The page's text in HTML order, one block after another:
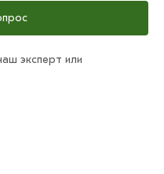
эксперт или